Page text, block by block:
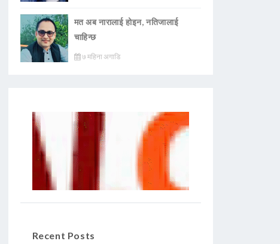
मत अब नारालाई होइन, नतिजालाई
चाहिन्छ
७ महिना अगाडि
Recent Posts